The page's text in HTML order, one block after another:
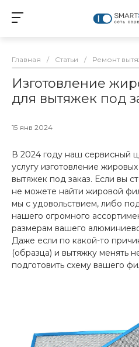
Главная / Статьи / Ремонт
Изготовление
для вытяжек под
15 янв 2024
В 2024 году наш сервисный
услугу изготовление
вытяжек под заказ. Если вы
не можете найти жировой
мы с удовольствием, либо
нашего огромного
размерам вашего
Даже если по какой-то
(образца) и вытяжку менять
подготовить схему вашего